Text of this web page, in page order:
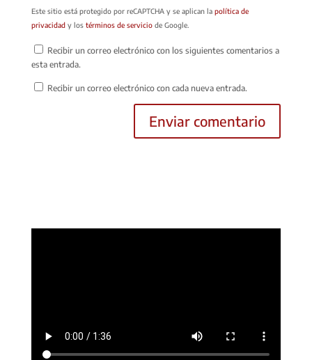
Este sitio está protegido por reCAPTCHA y se aplican la política de
privacidady los términos de serviciode Google.
Recibir un correo electrónico con los siguientes comentarios a
esta entrada.
Recibir un correo electrónico con cada nueva entrada.